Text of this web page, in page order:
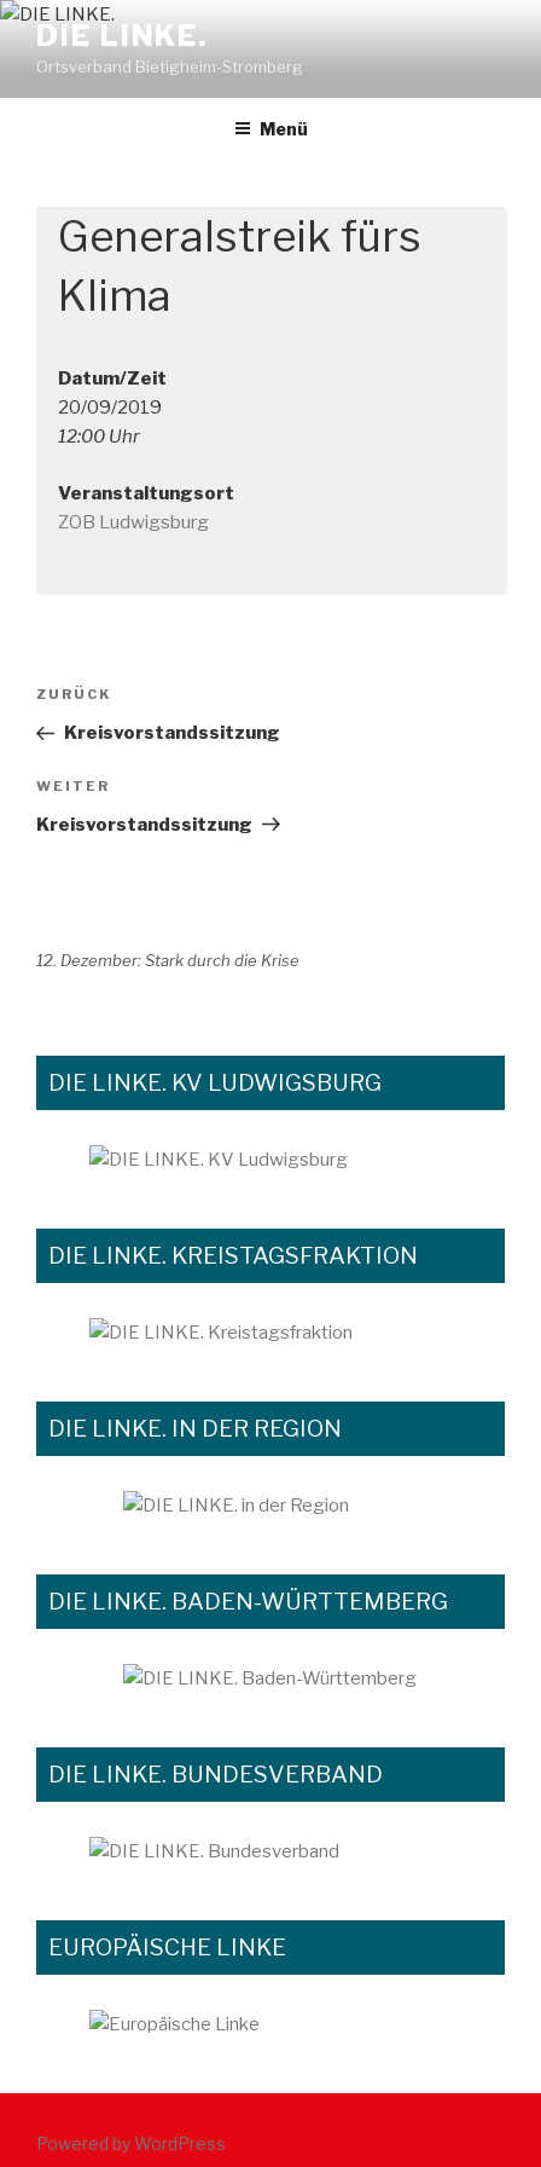
Zum
Inhalt
springen
DIE LINKE.
Ortsverband Bietigheim-Stromberg
Menü
Generalstreik fürs
Klima
Datum/Zeit
20/09/2019
12:00 Uhr
Veranstaltungsort
ZOB Ludwigsburg
Beitragsnavigation
Vorheriger
Beitrag
ZURÜCK
Kreisvorstandssitzung
Nächster
Beitrag
WEITER
Kreisvorstandssitzung
12. Dezember: Stark durch die Krise
DIE LINKE. KV LUDWIGSBURG
DIE LINKE. KREISTAGSFRAKTION
DIE LINKE. IN DER REGION
DIE LINKE. BADEN-WÜRTTEMBERG
DIE LINKE. BUNDESVERBAND
EUROPÄISCHE LINKE
Powered by WordPress